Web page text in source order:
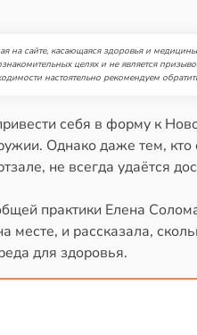
на сайте, касающаяся здоровья и
целях и не является
настоятельно рекомендуем
себя в форму к
Однако даже тем, кто
не всегда удаётся
практики Елена
месте, и рассказала,
для здоровья.